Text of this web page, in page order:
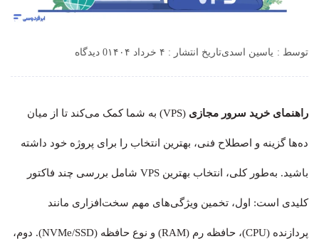
توسط : یاسین اسدیتاریخ انتشار : ۴ خرداد ۱۴۰۴ 0 دیدگاه
راهنمای خرید سرور مجازی (VPS) به شما کمک می‌کند تا از میان
ده‌ها گزینه و اصطلاح فنی، بهترین انتخاب را برای پروژه خود داشته
باشید. به‌طور کلی، انتخاب بهترین VPS شامل بررسی چند فاکتور
کلیدی است: اول، تخمین ویژگی‌های مهم سخت‌افزاری مانند
پردازنده (CPU)، حافظه رم (RAM) و نوع حافظه (NVMe/SSD). دوم،